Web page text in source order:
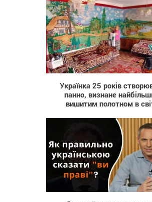
Українка 25 років
панно, визнане
вишитим полотном в